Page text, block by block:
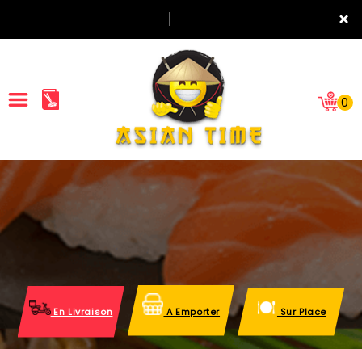
×
ACCUEIL
LA CARTE
VOS AVIS
MENTIONS LÉGALES
0
En Livraison A Emporter Sur Place